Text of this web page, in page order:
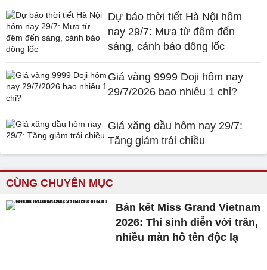
Dự báo thời tiết Hà Nội hôm
nay 29/7: Mưa từ đêm đến
sáng, cảnh báo dông lốc
Giá vàng 9999 Doji hôm nay
29/7/2026 bao nhiêu 1 chỉ?
Giá xăng dầu hôm nay 29/7:
Tăng giảm trái chiều
CÙNG CHUYÊN MỤC
Bán kết Miss Grand Vietnam
2026: Thí sinh diễn với trăn,
nhiều màn hô tên độc lạ